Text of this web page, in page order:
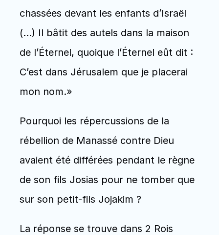
chassées devant les enfants d’Israël
(…) Il bâtit des autels dans la maison
de l’Éternel, quoique l’Éternel eût dit :
C’est dans Jérusalem que je placerai
mon nom.»
Pourquoi les répercussions de la
rébellion de Manassé contre Dieu
avaient été différées pendant le règne
de son fils Josias pour ne tomber que
sur son petit-fils Jojakim ?
La réponse se trouve dans 2 Rois